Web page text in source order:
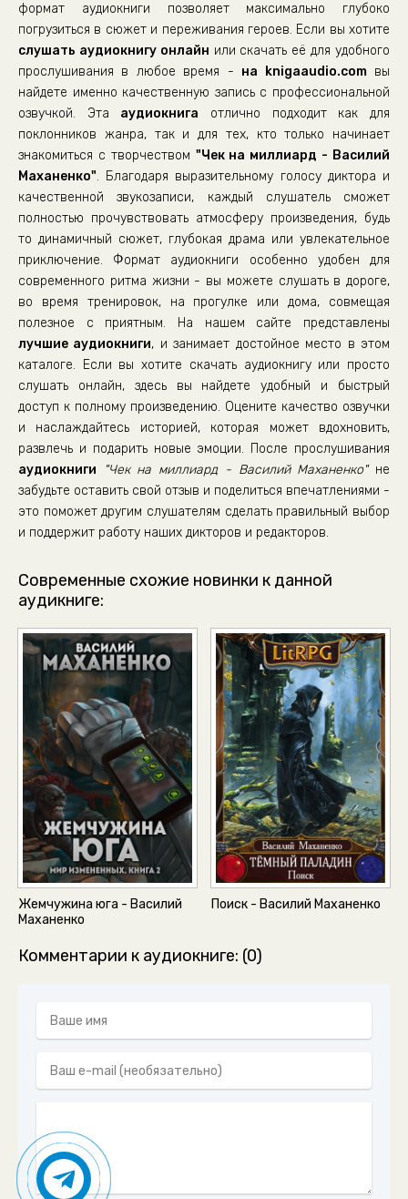
24
25
формат аудиокниги позволяет максимально глубоко
погрузиться в сюжет и переживания героев. Если вы хотите
слушать аудиокнигу онлайн или скачать её для удобного
прослушивания в любое время - на knigaaudio.comвы
найдете именно качественную запись с профессиональной
озвучкой. Эта аудиокнига отлично подходит как для
поклонников жанра, так и для тех, кто только начинает
знакомиться с творчеством "Чек на миллиард - Василий
Маханенко". Благодаря выразительному голосу диктора и
качественной звукозаписи, каждый слушатель сможет
полностью прочувствовать атмосферу произведения, будь
то динамичный сюжет, глубокая драма или увлекательное
приключение. Формат аудиокниги особенно удобен для
современного ритма жизни - вы можете слушать в дороге,
во время тренировок, на прогулке или дома, совмещая
полезное с приятным. На нашем сайте представлены
лучшие аудиокниги, и занимает достойное место в этом
каталоге. Если вы хотите скачать аудиокнигу или просто
слушать онлайн, здесь вы найдете удобный и быстрый
доступ к полному произведению. Оцените качество озвучки
и наслаждайтесь историей, которая может вдохновить,
развлечь и подарить новые эмоции. После прослушивания
аудиокниги
"Чек на миллиард - Василий Маханенко"не
забудьте оставить свой отзыв и поделиться впечатлениями -
это поможет другим слушателям сделать правильный выбор
и поддержит работу наших дикторов и редакторов.
Современные схожие новинки к данной
аудикниге:
Жемчужина юга - Василий
Маханенко
Поиск - Василий Маханенко
Комментарии к аудиокниге: (0)